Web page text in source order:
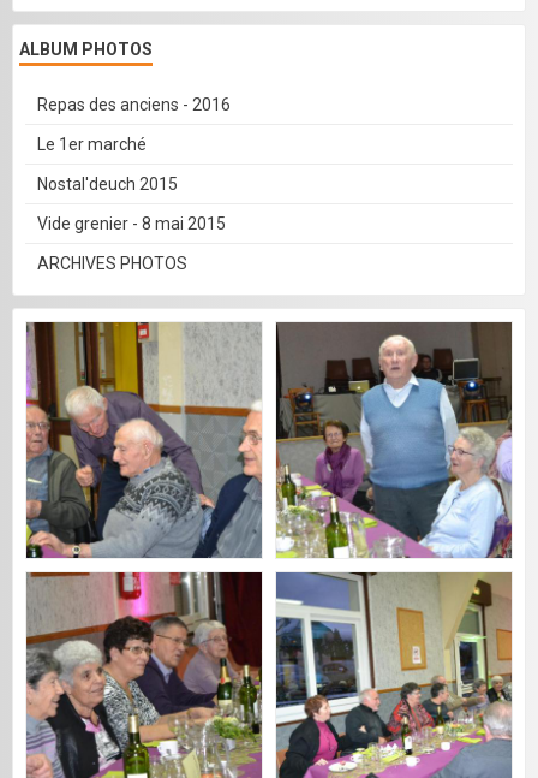
ALBUM PHOTOS
Repas des anciens - 2016
Le 1er marché
Nostal'deuch 2015
Vide grenier - 8 mai 2015
ARCHIVES PHOTOS